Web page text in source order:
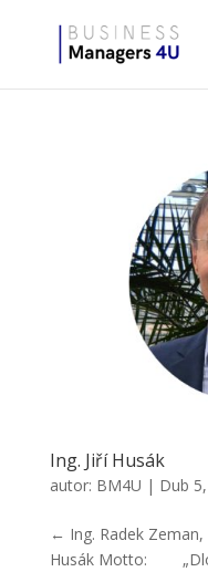
Ing. Jiří Husák
autor: BM4U | Dub
← Ing. Radek
Husák Motto: